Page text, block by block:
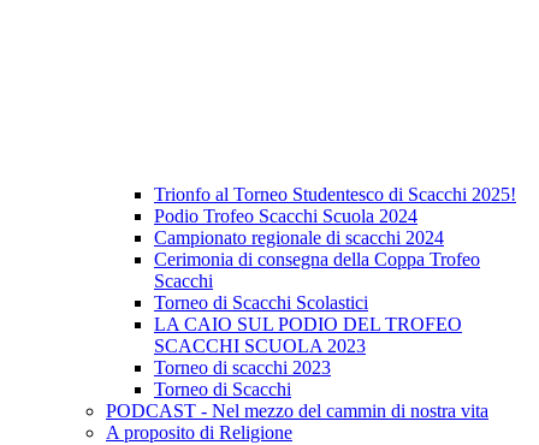
Trionfo al Torneo Studentesco di Scacchi 2025!
Podio Trofeo Scacchi Scuola 2024
Campionato regionale di scacchi 2024
Cerimonia di consegna della Coppa Trofeo
Scacchi
Torneo di Scacchi Scolastici
LA CAIO SUL PODIO DEL TROFEO
SCACCHI SCUOLA 2023
Torneo di scacchi 2023
Torneo di Scacchi
PODCAST - Nel mezzo del cammin di nostra vita
A proposito di Religione